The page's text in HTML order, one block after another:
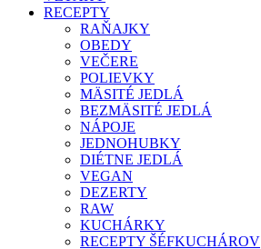
RECEPTY
RAŇAJKY
OBEDY
VEČERE
POLIEVKY
MÄSITÉ JEDLÁ
BEZMÄSITÉ JEDLÁ
NÁPOJE
JEDNOHUBKY
DIÉTNE JEDLÁ
VEGAN
DEZERTY
RAW
KUCHÁRKY
RECEPTY ŠÉFKUCHÁROV